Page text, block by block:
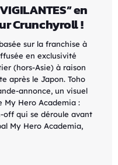
en
Crunchyroll !
sur la franchise à
en exclusivité
(hors-Asie) à raison
après le Japon. Toho
annonce, un visuel
My Hero Academia :
off qui se déroule avant
My Hero Academia,